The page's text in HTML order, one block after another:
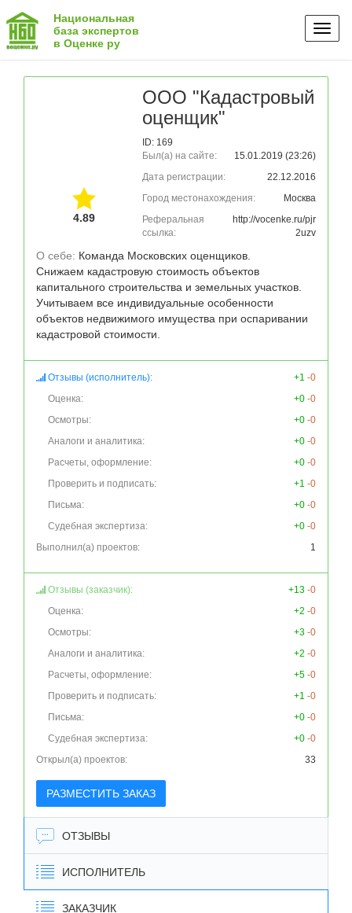
Национальная
база экспертов
в Оценке ру
4.89
ООО "Кадастровый
оценщик"
ID: 169
Был(а) на сайте:
15.01.2019 (23:26)
Дата регистрации:
22.12.2016
Город местонахождения:
Москва
Реферальная
ссылка:
http://vocenke.ru/pjr
2uzv
О себе: Команда Московских оценщиков.
Снижаем кадастровую стоимость объектов
капитального строительства и земельных участков.
Учитываем все индивидуальные особенности
объектов недвижимого имущества при оспаривании
кадастровой стоимости.
Отзывы (исполнитель): +1 -0
Оценка:
+0 -0
Осмотры:
+0 -0
Аналоги и аналитика:
+0 -0
Расчеты, оформление:
+0 -0
Проверить и подписать:
+1 -0
Письма:
+0 -0
Судебная экспертиза:
+0 -0
Выполнил(а) проектов:
1
Отзывы (заказчик): +13 -0
Оценка:
+2 -0
Осмотры:
+3 -0
Аналоги и аналитика:
+2 -0
Расчеты, оформление:
+5 -0
Проверить и подписать:
+1 -0
Письма:
+0 -0
Судебная экспертиза:
+0 -0
Открыл(а) проектов:
33
РАЗМЕСТИТЬ ЗАКАЗ
ОТЗЫВЫ
ИСПОЛНИТЕЛЬ
ЗАКАЗЧИК